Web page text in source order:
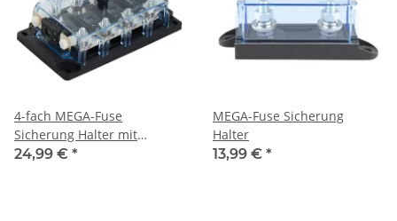
4-fach MEGA-Fuse
Sicherung Halter mit
Halterung für
24,99 € *
MEGA-Fuse Sicherung
Halter
13,99 € *